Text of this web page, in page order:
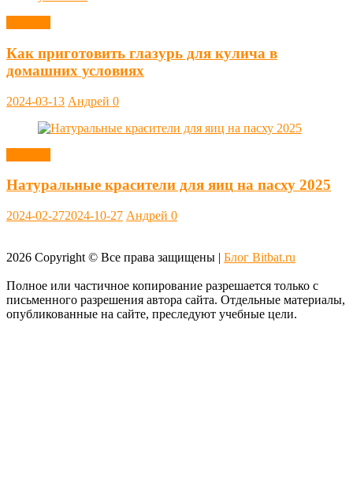
Как приготовить глазурь для кулича в
домашних условиях
2024-03-13 Андрей 0
Натуральные красители для яиц на пасху 2025
2024-02-272024-10-27 Андрей 0
2026 Copyright © Все права защищены | Блог Bitbat.ru
Полное или частичное копирование разрешается только с
письменного разрешения автора сайта. Отдельные материалы,
опубликованные на сайте, преследуют учебные цели.